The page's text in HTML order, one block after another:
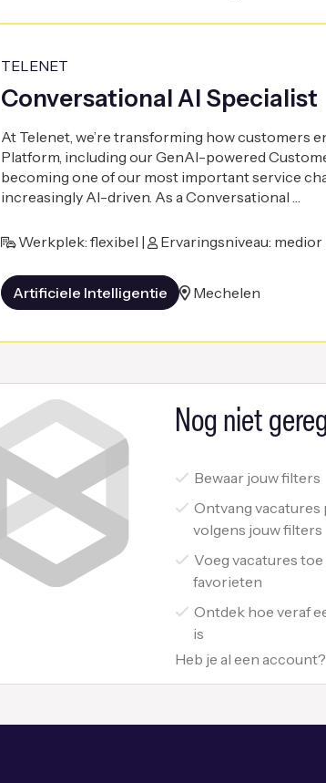
TELENET
Conversational AI Specialist
At Telenet, we’re transforming how customers
Platform, including our GenAI-powered
becoming one of our most important service
increasingly AI-driven. As a Conversational …
Werkplek: flexibel | Ervaringsniveau: medior
Artificiele Intelligentie Mechelen
Nog niet
Bewaar jouw filters
Ontvang vacatures
volgens jouw filters
Voeg vacatures toe
favorieten
Ontdek hoe veraf
is
Heb je al een account?